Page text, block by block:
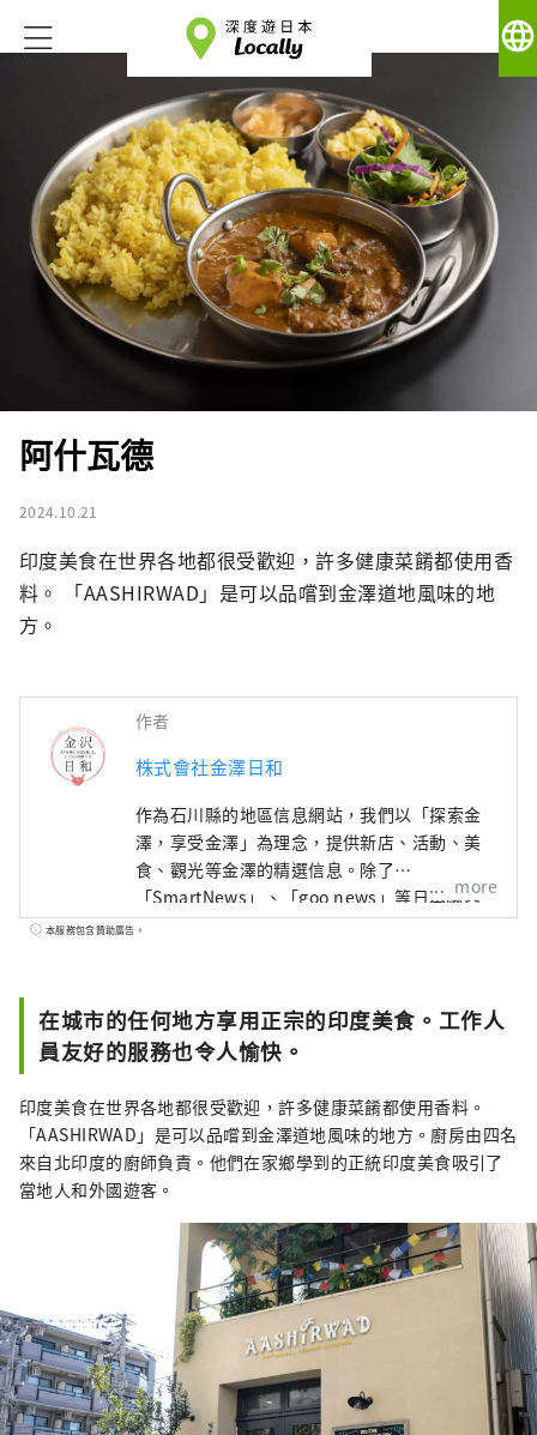
language
阿什瓦德
2024.10.21
印度美食在世界各地都很受歡迎，許多健康菜餚都使用香
料。 「AASHIRWAD」是可以品嚐到金澤道地風味的地
方。
作者
株式會社金澤日和
作為石川縣的地區信息網站，我們以「探索金
澤，享受金澤」為理念，提供新店、活動、美
食、觀光等金澤的精選信息。除了
「SmartNews」、「goo news」等日本國內
媒體外，我們還與中國、台灣、香港、泰國、
more
本服務包含贊助廣告。
在城市的任何地方享用正宗的印度美食。工作人
員友好的服務也令人愉快。
印度美食在世界各地都很受歡迎，許多健康菜餚都使用香料。
「AASHIRWAD」是可以品嚐到金澤道地風味的地方。廚房由四名
來自北印度的廚師負責。他們在家鄉學到的正統印度美食吸引了
當地人和外國遊客。